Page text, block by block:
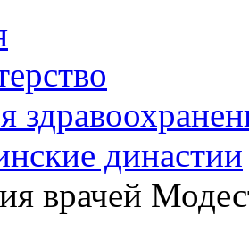
династии
врачей